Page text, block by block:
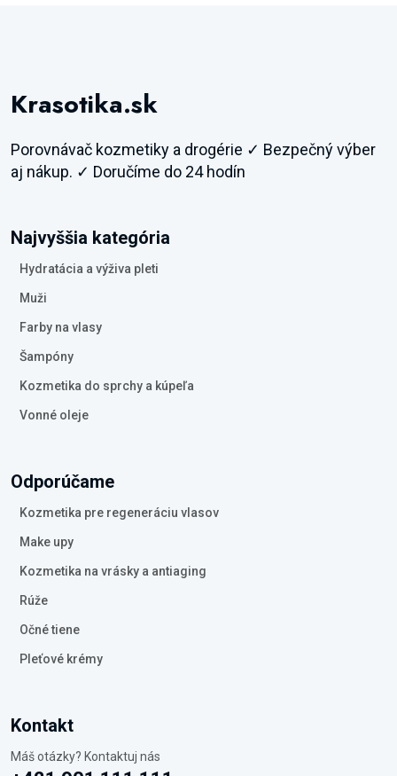
Krasotika.sk
Porovnávač kozmetiky a drogérie ✓ Bezpečný výber
aj nákup. ✓ Doručíme do 24 hodín
Najvyššia kategória
Hydratácia a výživa pleti
Muži
Farby na vlasy
Šampóny
Kozmetika do sprchy a kúpeľa
Vonné oleje
Odporúčame
Kozmetika pre regeneráciu vlasov
Make upy
Kozmetika na vrásky a antiaging
Rúže
Očné tiene
Pleťové krémy
Kontakt
Máš otázky? Kontaktuj nás